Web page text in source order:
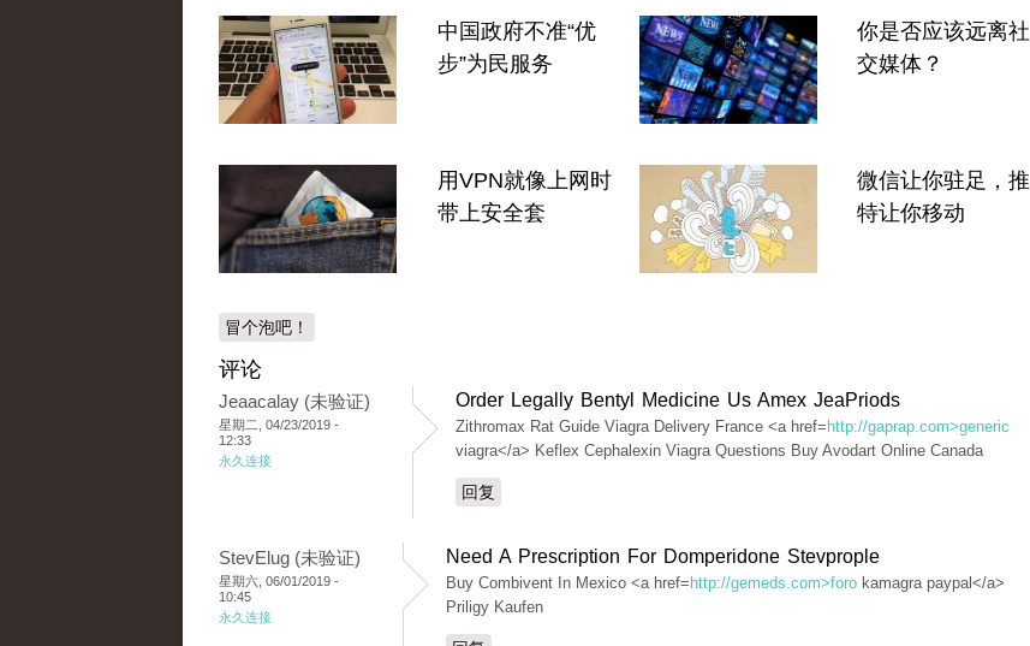
中国政府不准“优
步”为民服务
你是否应该远离社
交媒体？
用VPN就像上网时
带上安全套
微信让你驻足，推
特让你移动
冒个泡吧！
评论
Jeaacalay (未验证)
星期二, 04/23/2019 -
12:33
永久连接
Order Legally Bentyl Medicine Us Amex JeaPriods
Zithromax Rat Guide Viagra Delivery France <a href= http://gaprap.com>generic
viagra</a> Keflex Cephalexin Viagra Questions Buy Avodart Online Canada
回复
StevElug (未验证)
星期六, 06/01/2019 -
10:45
永久连接
Need A Prescription For Domperidone Stevprople
Buy Combivent In Mexico <a href= http://gemeds.com>foro kamagra paypal</a>
Priligy Kaufen